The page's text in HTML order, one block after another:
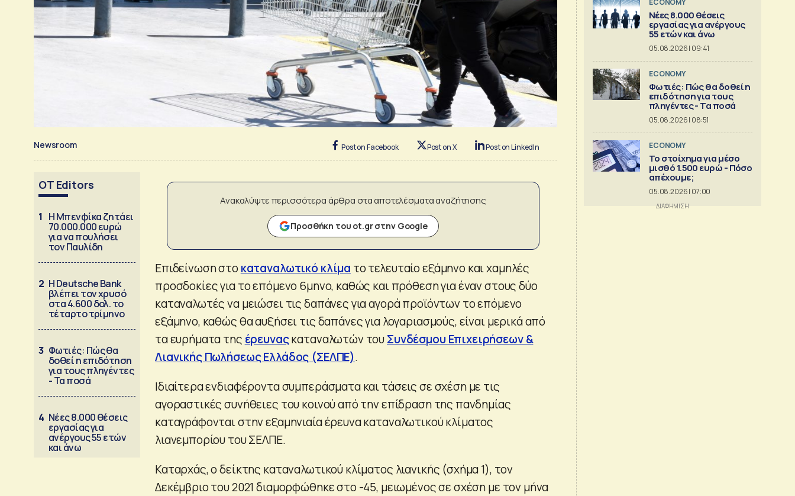
Newsroom Post on Facebook Post on X Post on LinkedIn
OT Editors
1 Η Μπενφίκα ζητάει
70.000.000 ευρώ
για να πουλήσει
τον Παυλίδη
2 Η Deutsche Bank
βλέπει τον χρυσό
στα 4.600 δολ. το
τέταρτο τρίμηνο
3 Φωτιές: Πώς θα
δοθεί η επιδότηση
για τους πληγέντες
- Τα ποσά
4 Νέες 8.000 θέσεις
εργασίας για
ανέργους 55 ετών
και άνω
Ανακαλύψτε περισσότερα άρθρα στα αποτελέσματα αναζήτησης
Προσθήκη του ot.gr στην Google
Επιδείνωση στοκαταναλωτικό κλίμα το τελευταίο εξάμηνο και χαμηλές
προσδοκίες για το επόμενο 6μηνο, καθώς και πρόθεση για έναν στους δύο
καταναλωτές να μειώσει τις δαπάνες για αγορά προϊόντων το επόμενο
εξάμηνο, καθώς θα αυξήσει τις δαπάνες για λογαριασμούς, είναι μερικά από
τα ευρήματα της έρευναςκαταναλωτών τουΣυνδέσμου Επιχειρήσεων &
Λιανικής Πωλήσεως Ελλάδος (ΣΕΛΠΕ).
Ιδιαίτερα ενδιαφέροντα συμπεράσματα και τάσεις σε σχέση με τις
αγοραστικές συνήθειες του κοινού από την επίδραση της πανδημίας
καταγράφονται στην εξαμηνιαία έρευνα καταναλωτικού κλίματος
λιανεμπορίου του ΣΕΛΠΕ.
Καταρχάς, ο δείκτης καταναλωτικού κλίματος λιανικής (σχήμα 1), τον
Δεκέμβριο του 2021 διαμορφώθηκε στο -45, μειωμένος σε σχέση με τον μήνα
ECONOMY
Νέες 8.000 θέσεις
εργασίας για ανέργους
55 ετών και άνω
05.08.2026 | 09:41
ECONOMY
Φωτιές: Πώς θα δοθεί η
επιδότηση για τους
πληγέντες - Τα ποσά
05.08.2026 | 08:51
ECONOMY
Το στοίχημα για μέσο
μισθό 1.500 ευρώ - Πόσο
απέχουμε;
05.08.2026 | 07:00